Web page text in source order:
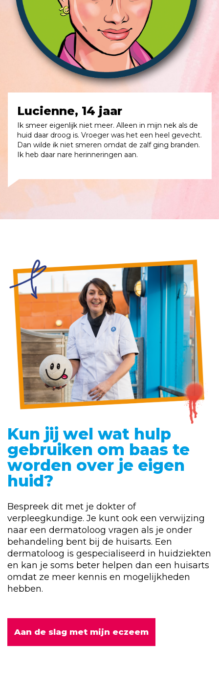
Lucienne, 14 jaar
Ik smeer eigenlijk niet meer. Alleen in mijn nek als de
huid daar droog is. Vroeger was het een heel gevecht.
Dan wilde ik niet smeren omdat de zalf ging branden.
Ik heb daar nare herinneringen aan.
Kun jij wel wat hulp
gebruiken om baas te
worden over je eigen
huid?
Bespreek dit met je dokter of
verpleegkundige. Je kunt ook een verwijzing
naar een dermatoloog vragen als je onder
behandeling bent bij de huisarts. Een
dermatoloog is gespecialiseerd in huidziekten
en kan je soms beter helpen dan een huisarts
omdat ze meer kennis en mogelijkheden
hebben.
Aan de slag met mijn eczeem